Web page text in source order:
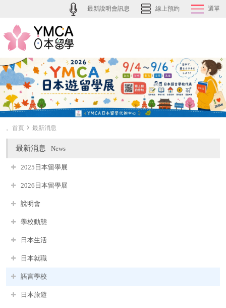
最新說明會訊息 線上預約 選單
。首頁 最新消息
最新消息 News
2025日本留學展
2026日本留學展
說明會
學校動態
日本生活
日本就職
語言學校
日本旅遊